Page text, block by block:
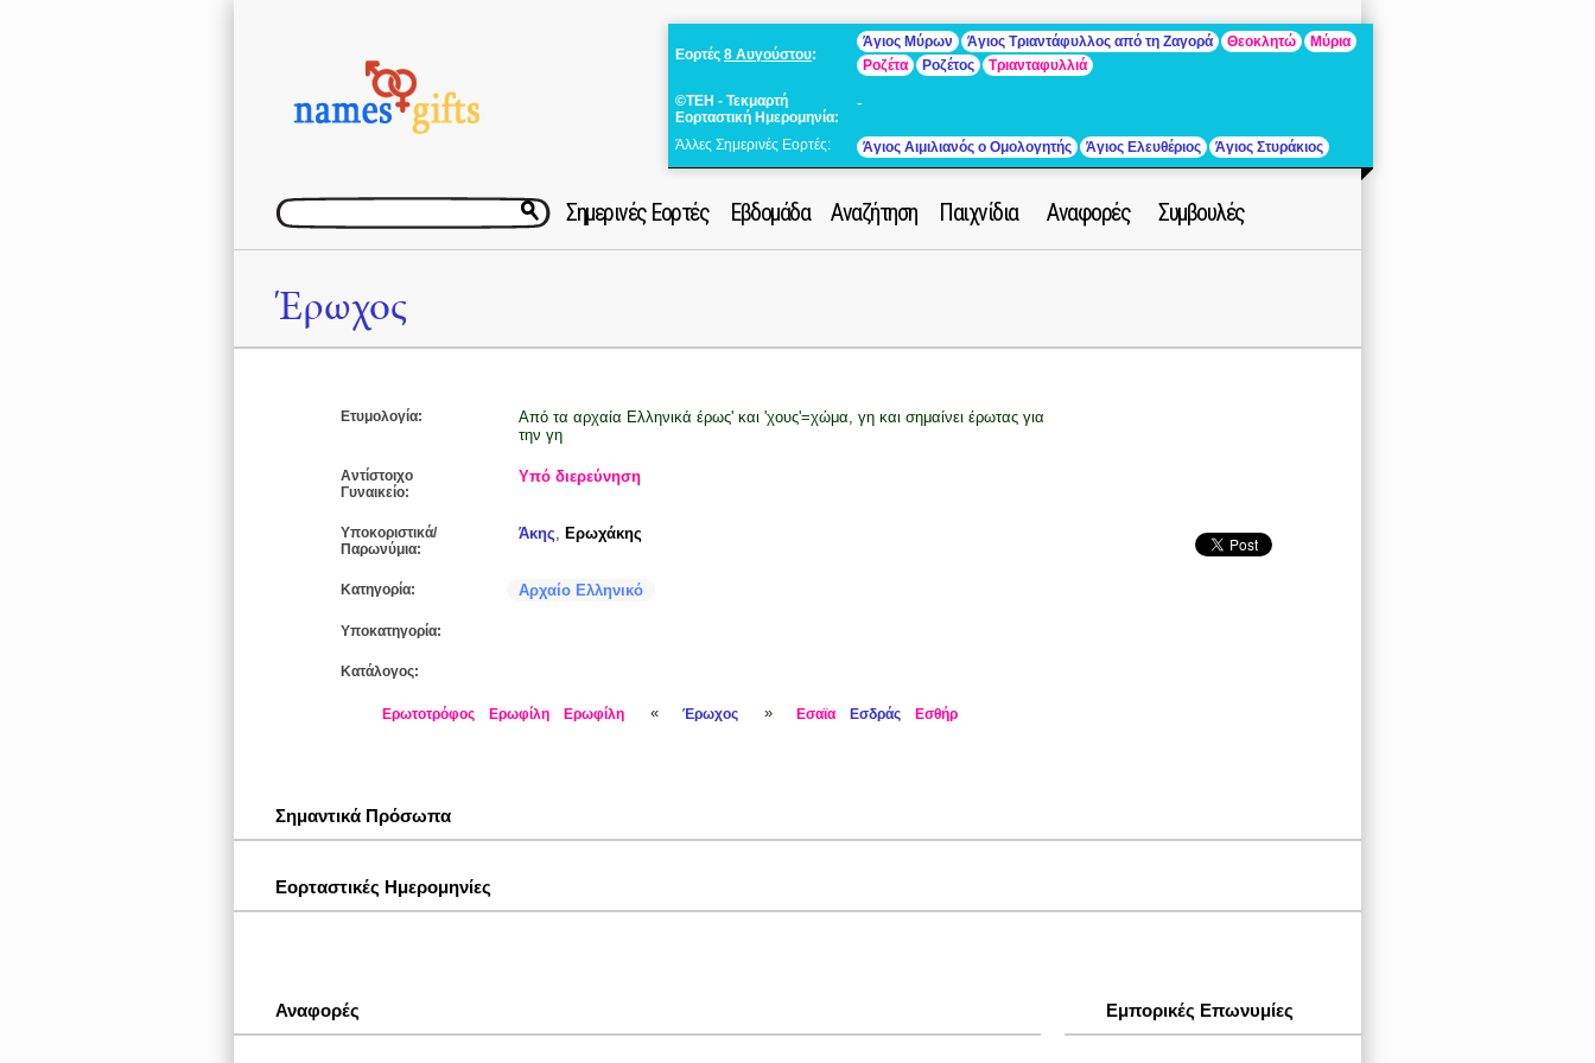
Εορτές 8 Αυγούστου:
Άγιος Μύρων Άγιος Τριαντάφυλλος από τη Ζαγορά Θεοκλητώ
Μύρια
Ροζέτα
Ροζέτος Τριανταφυλλιά
©ΤΕΗ - Τεκμαρτή
Εορταστική Ημερομηνία:
-
Άλλες Σημερινές Εορτές: Άγιος Αιμιλιανός ο Ομολογητής Άγιος Ελευθέριος Άγιος Στυράκιος
Σημερινές Εορτές Εβδομάδα Αναζήτηση Παιχνίδια Αναφορές Συμβουλές
Έρωχος
Ετυμολογία:
Από τα αρχαία Ελληνικά έρως' και 'χους'=χώμα, γη και σημαίνει έρωτας για
την γη
Αντίστοιχο
Γυναικείο:
Υπό διερεύνηση
Υποκοριστικά/
Παρωνύμια:
Άκης, Ερωχάκης
Κατηγορία: Αρχαίο Ελληνικό
Υποκατηγορία:
Κατάλογος:
Ερωτοτρόφος Ερωφίλη Ερωφίλη « Έρωχος » Εσαϊα Εσδράς Εσθήρ
Σημαντικά Πρόσωπα
Εορταστικές Ημερομηνίες
Εμπορικές Επωνυμίες
Αναφορές